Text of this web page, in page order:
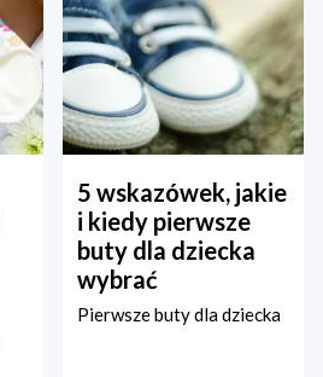
5 wskazówek, jakie
i kiedy pierwsze
buty dla dziecka
wybrać
Pierwsze buty dla dziecka